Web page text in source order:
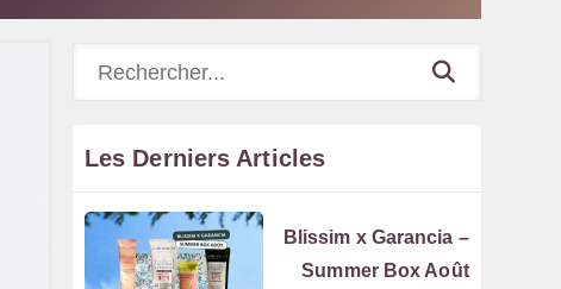
Les Derniers Articles
Blissim x Garancia –
Summer Box Août